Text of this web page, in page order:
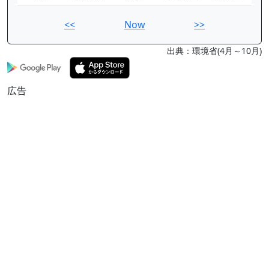
<< Now >>
出典：環境省(4月～10月)
広告